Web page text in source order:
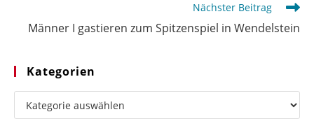
Nächster Beitrag
Männer I gastieren zum Spitzenspiel in Wendelstein
Kategorien
Kategorien